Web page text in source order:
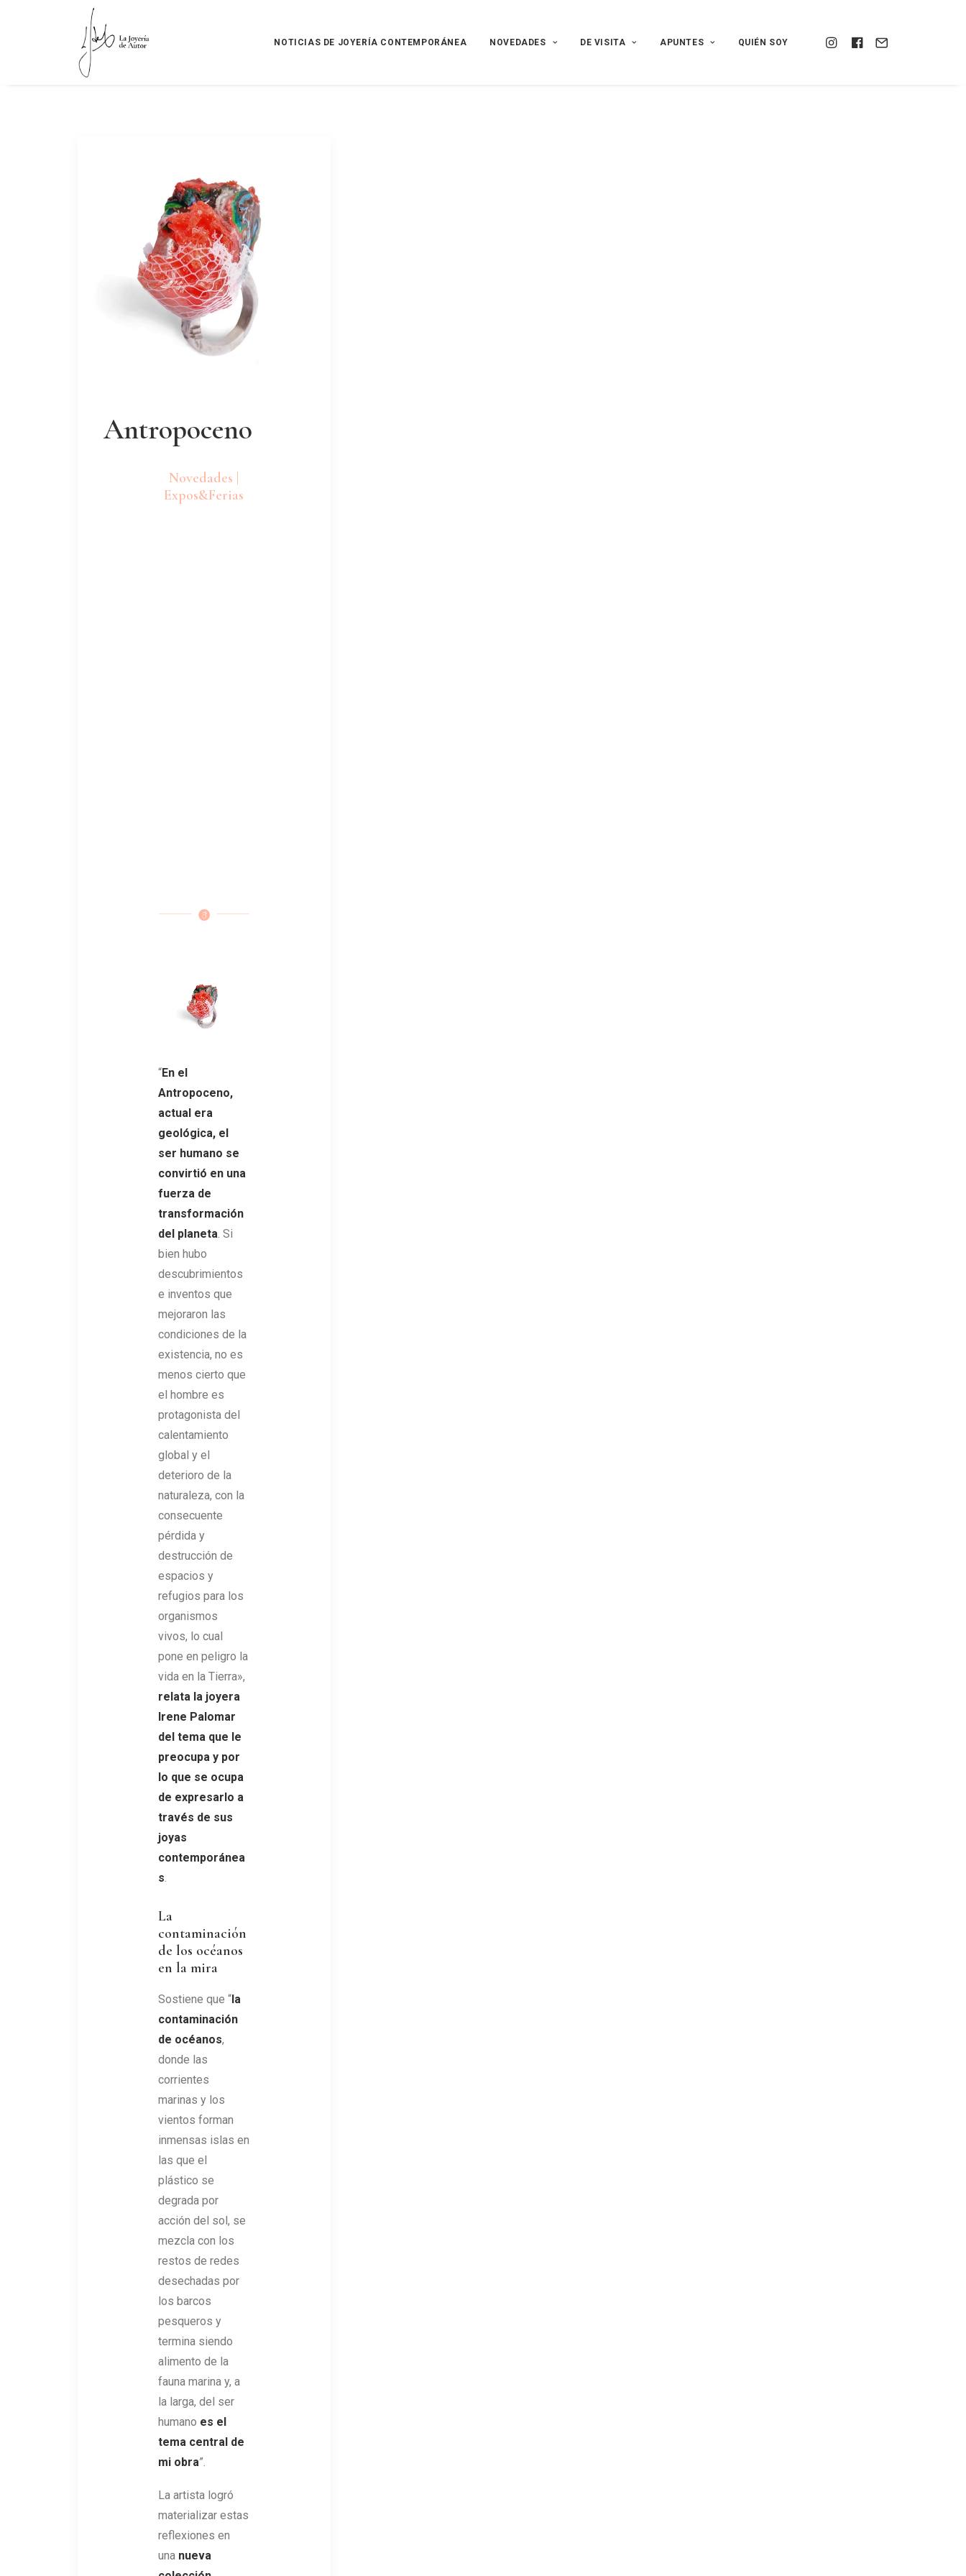
NOTICIAS DE JOYERÍA CONTEMPORÁNEA NOVEDADES DE VISITA APUNTES QUIÉN SOY
Antropoceno
Novedades |
Expos&Ferias
“En el
Antropoceno,
actual era
geológica, el
ser humano se
convirtió en una
fuerza de
transformación
del planeta. Si
bien hubo
descubrimientos
e inventos que
mejoraron las
condiciones de la
existencia, no es
menos cierto que
el hombre es
protagonista del
calentamiento
global y el
deterioro de la
naturaleza, con la
consecuente
pérdida y
destrucción de
espacios y
refugios para los
organismos
vivos, lo cual
pone en peligro la
vida en la Tierra»,
relata la joyera
Irene Palomar
del tema que le
preocupa y por
lo que se ocupa
de expresarlo a
través de sus
joyas
contemporánea
s.
La
contaminación
de los océanos
en la mira
Sostiene que “la
contaminación
de océanos,
donde las
corrientes
marinas y los
vientos forman
inmensas islas en
las que el
plástico se
degrada por
acción del sol, se
mezcla con los
restos de redes
desechadas por
los barcos
pesqueros y
termina siendo
alimento de la
fauna marina y, a
la larga, del ser
humano es el
tema central de
mi obra”.
La artista logró
materializar estas
reflexiones en
una nueva